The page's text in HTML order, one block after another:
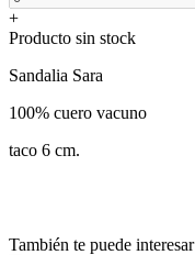
+
Producto sin stock
Sandalia Sara
100% cuero vacuno
taco 6 cm.
También te puede interesar